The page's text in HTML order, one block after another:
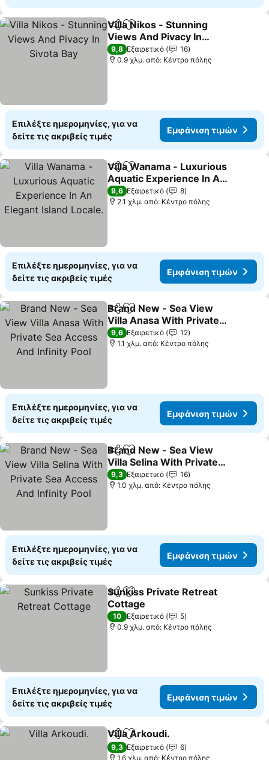
Κοινοποίηση
Προσθήκη στα αγαπημένα
Villa Nikos - Stunning
Views And Pivacy In
Sivota Bay
9,8 Εξαιρετικό
16
0.9 χλμ. από: Κέντρο πόλης
Επιλέξτε ημερομηνίες, για να
δείτε τις ακριβείς τιμές
Εμφάνιση τιμών
Κοινοποίηση
Προσθήκη στα αγαπημένα
Villa Wanama - Luxurious
Aquatic Experience In An
Elegant Island Locale.
9,6 Εξαιρετικό
8
2.1 χλμ. από: Κέντρο πόλης
Επιλέξτε ημερομηνίες, για να
δείτε τις ακριβείς τιμές
Εμφάνιση τιμών
Κοινοποίηση
Προσθήκη στα αγαπημένα
Brand New - Sea View
Villa Anasa With Private
Sea Access And Infinity
Pool
9,6 Εξαιρετικό
12
1.1 χλμ. από: Κέντρο πόλης
Επιλέξτε ημερομηνίες, για να
δείτε τις ακριβείς τιμές
Εμφάνιση τιμών
Κοινοποίηση
Προσθήκη στα αγαπημένα
Brand New - Sea View
Villa Selina With Private
Sea Access And Infinity
Pool
9,3 Εξαιρετικό
16
1.0 χλμ. από: Κέντρο πόλης
Επιλέξτε ημερομηνίες, για να
δείτε τις ακριβείς τιμές
Εμφάνιση τιμών
Κοινοποίηση
Προσθήκη στα αγαπημένα
Sunkiss Private Retreat
Cottage
10 Εξαιρετικό
5
0.9 χλμ. από: Κέντρο πόλης
Επιλέξτε ημερομηνίες, για να
δείτε τις ακριβείς τιμές
Εμφάνιση τιμών
Κοινοποίηση
Προσθήκη στα αγαπημένα
Villa Arkoudi.
9,3 Εξαιρετικό
6
1.6 χλμ. από: Κέντρο πόλης